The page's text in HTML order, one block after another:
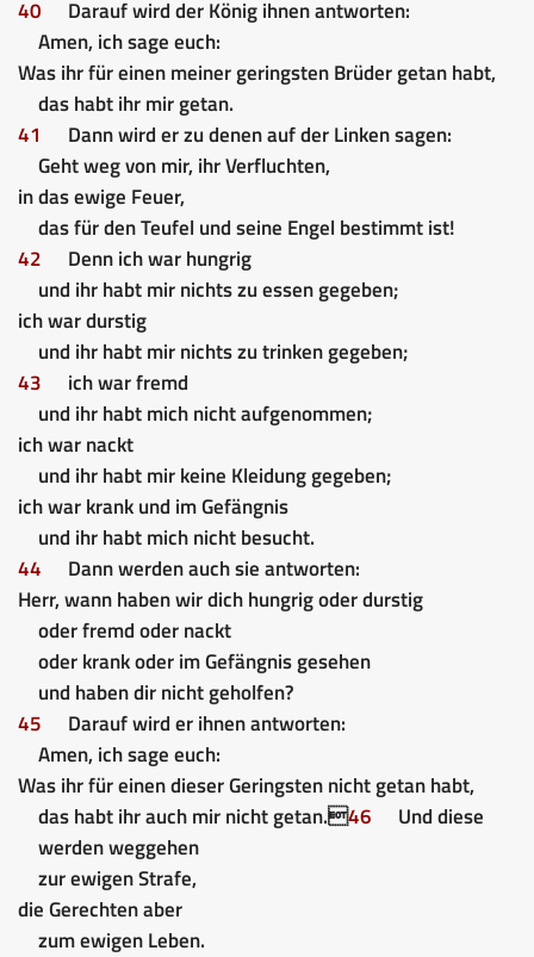
40
Darauf wird der König ihnen antworten:
Amen, ich sage euch:
Was ihr für einen meiner geringsten Brüder getan habt,
das habt ihr mir getan.
41
Dann wird er zu denen auf der Linken sagen:
Geht weg von mir, ihr Verfluchten,
in das ewige Feuer,
das für den Teufel und seine Engel bestimmt ist!
42
Denn ich war hungrig
und ihr habt mir nichts zu essen gegeben;
ich war durstig
und ihr habt mir nichts zu trinken gegeben;
43
ich war fremd
und ihr habt mich nicht aufgenommen;
ich war nackt
und ihr habt mir keine Kleidung gegeben;
ich war krank und im Gefängnis
und ihr habt mich nicht besucht.
44
Dann werden auch sie antworten:
Herr, wann haben wir dich hungrig oder durstig
oder fremd oder nackt
oder krank oder im Gefängnis gesehen
und haben dir nicht geholfen?
45
Darauf wird er ihnen antworten:
Amen, ich sage euch:
Was ihr für einen dieser Geringsten nicht getan habt,
das habt ihr auch mir nicht getan.46
Und diese
werden weggehen
zur ewigen Strafe,
die Gerechten aber
zum ewigen Leben.